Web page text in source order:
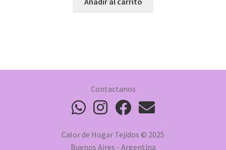
Contactanos
Calor de Hogar Tejidos © 2025
Buenos Aires - Argentina